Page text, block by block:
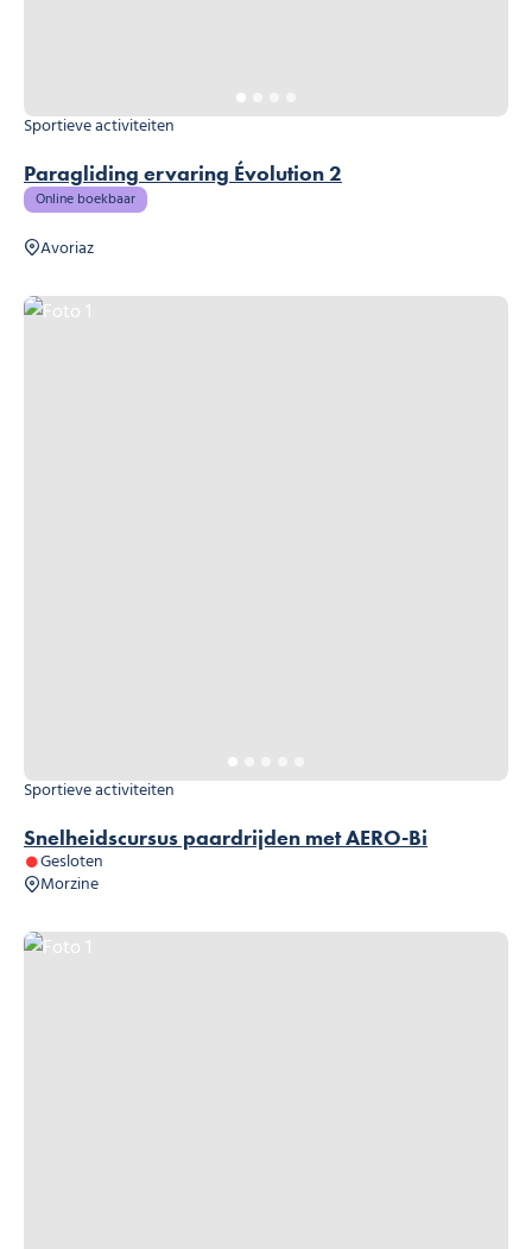
Paragliding ervaring Évolution 2
Sportieve activiteiten
Online boekbaar
Avoriaz
Snelheidscursus paardrijden met AERO-Bi
Sportieve activiteiten
Gesloten
Morzine
Foto 1
Foto 1